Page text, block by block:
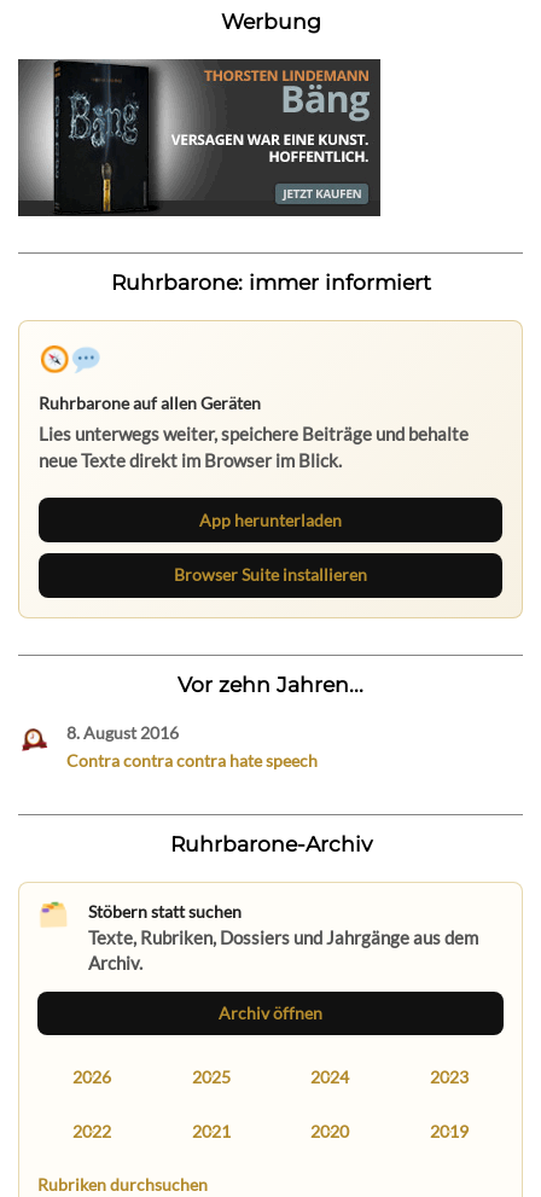
Werbung
Ruhrbarone: immer informiert
Ruhrbarone auf allen Geräten
Lies unterwegs weiter, speichere Beiträge und behalte
neue Texte direkt im Browser im Blick.
App herunterladen
Browser Suite installieren
Vor zehn Jahren...
8. August 2016
Contra contra contra hate speech
Ruhrbarone-Archiv
Stöbern statt suchen
Texte, Rubriken, Dossiers und Jahrgänge aus dem
Archiv.
Archiv öffnen
2026 2025 2024 2023
2022 2021 2020 2019
Rubriken durchsuchen